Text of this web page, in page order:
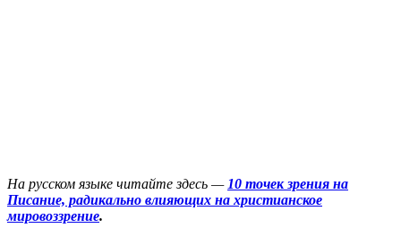
На русском языке читайте здесь — 10 точек зрения на
Писание, радикально влияющих на христианское
мировоззрение.